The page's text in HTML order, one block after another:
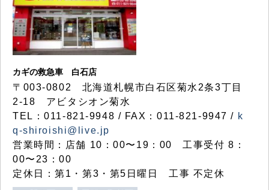
カギの救急車 白石店
〒003-0802 北海道札幌市白石区菊水2条3丁目
2-18 アビタシオン菊水
TEL：011-821-9948 / FAX：011-821-9947 / k
q-shiroishi@live.jp
営業時間：店舗 10：00〜19：00 工事受付 8：
00〜23：00
定休日：第1・第3・第5日曜日 工事 不定休